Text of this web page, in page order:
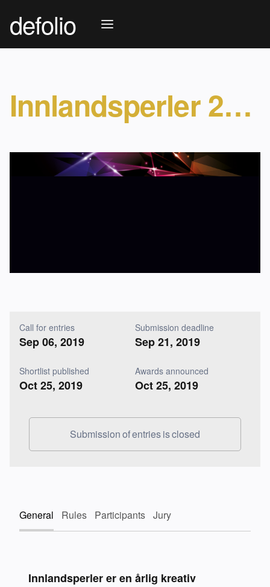
defolio
Innlandsperler 2019
Call for entries
Sep 06, 2019
Submission deadline
Sep 21, 2019
Shortlist published
Oct 25, 2019
Awards announced
Oct 25, 2019
Submission of entries is closed
General Rules Participants Jury
Innlandsperler er en årlig kreativ